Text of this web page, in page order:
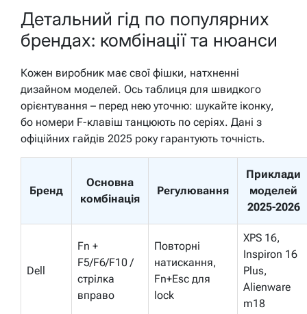
Детальний гід по популярних
брендах: комбінації та нюанси
Кожен виробник має свої фішки, натхненні
дизайном моделей. Ось таблиця для швидкого
орієнтування – перед нею уточню: шукайте іконку,
бо номери F-клавіш танцюють по серіях. Дані з
офіційних гайдів 2025 року гарантують точність.
Бренд
Основна
комбінація
Регулювання
Приклади
моделей
2025-2026
Dell
Fn +
F5/F6/F10 /
стрілка
вправо
Повторні
натискання,
Fn+Esc для
lock
XPS 16,
Inspiron 16
Plus,
Alienware
m18